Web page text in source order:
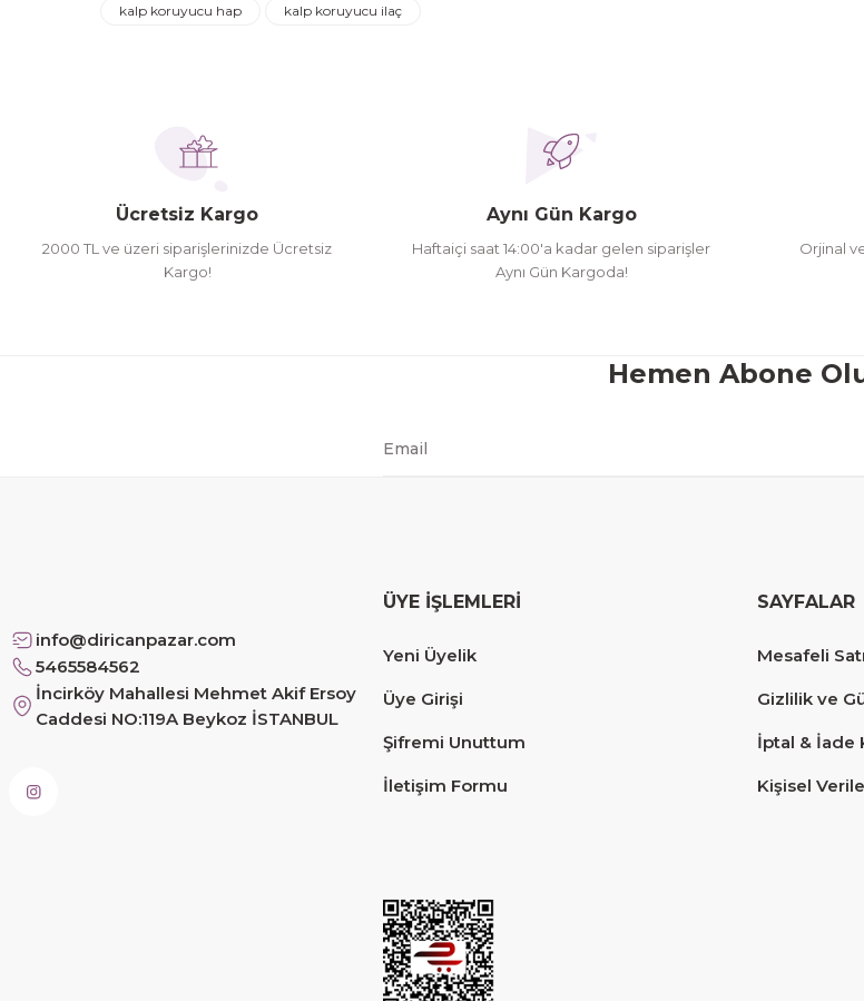
Bu ürüne benzer farklı alternatifler olmalı.
Hamit Çakıcı | 15/04/2026
Hamit Çakıcı | 15/04/2026
Siteye üyelik gayet kolay, güvenli ödeme, hızlı gönderim.
Fahrettin Vural | 11/11/2025
sorunsuz elime ulaştı teşekkürler
kalp koruyucu hap
kalp koruyucu ilaç
Ücretsiz Kargo
2000 TL ve üzeri siparişlerinizde Ücretsiz
Kargo!
Aynı Gün Kargo
Haftaiçi saat 14:00'a kadar gelen siparişler
Aynı Gün Kargoda!
Orjinal
Hemen Abone
info@diricanpazar.com
5465584562
İncirköy Mahallesi Mehmet Akif Ersoy
Caddesi NO:119A Beykoz İSTANBUL
ÜYE İŞLEMLERİ
Yeni Üyelik
Üye Girişi
Şifremi Unuttum
İletişim Formu
SAYFALAR
Mesafeli
Gizlilik ve
İptal & İade
Kişisel